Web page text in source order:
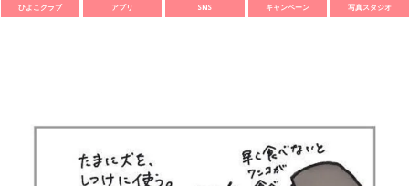
ひよこクラブ アプリ SNS キャンペーン 写真スタジオ